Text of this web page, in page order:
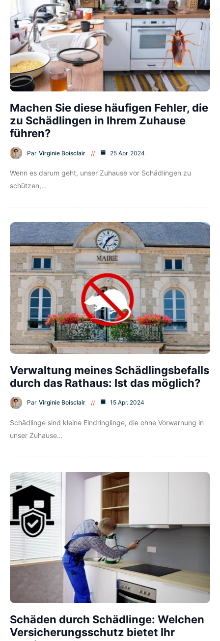
Machen Sie diese häufigen Fehler, die
zu Schädlingen in Ihrem Zuhause
führen?
Par Virginie Boisclair 25 Apr. 2024
Wenn es darum geht, unser Zuhause vor Schädlingen zu
schützen,…
Verwaltung meines Schädlingsbefalls
durch das Rathaus: Ist das möglich?
Par Virginie Boisclair 15 Apr. 2024
Schädlinge sind kleine Eindringlinge, die ohne Vorwarnung in
unser Zuhause…
Schäden durch Schädlinge: Welchen
Versicherungsschutz bietet Ihr